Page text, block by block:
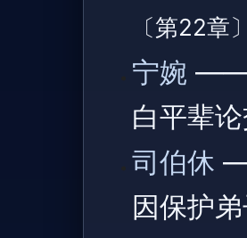
〔第22章
宁婉 ——
白平辈
司伯休
因保护